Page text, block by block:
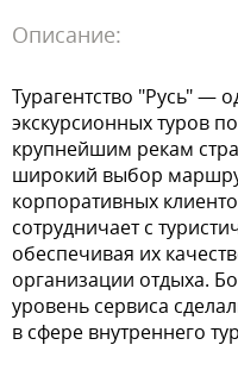
Описание:
Турагентство "Русь" —
экскурсионных туров
крупнейшим рекам
широкий выбор
корпоративных
сотрудничает с
обеспечивая их
организации отдыха.
уровень сервиса
в сфере внутреннего